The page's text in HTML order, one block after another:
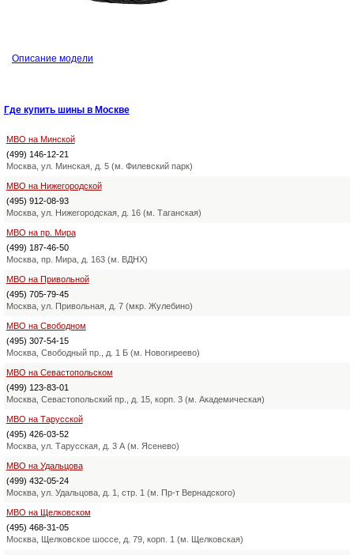
Описание модели
Где купить шины в Москве
МВО на Минской
(499) 146-12-21
Москва, ул. Минская, д. 5 (м. Филевский парк)
МВО на Нижегородской
(495) 912-08-93
Москва, ул. Нижегородская, д. 16 (м. Таганская)
МВО на пр. Мира
(499) 187-46-50
Москва, пр. Мира, д. 163 (м. ВДНХ)
МВО на Привольной
(495) 705-79-45
Москва, ул. Привольная, д. 7 (мкр. Жулебино)
МВО на Свободном
(495) 307-54-15
Москва, Свободный пр., д. 1 Б (м. Новогиреево)
МВО на Севастопольском
(499) 123-83-01
Москва, Севастопольский пр., д. 15, корп. 3 (м. Академическая)
МВО на Тарусской
(495) 426-03-52
Москва, ул. Тарусская, д. 3 А (м. Ясенево)
МВО на Удальцова
(499) 432-05-24
Москва, ул. Удальцова, д. 1, стр. 1 (м. Пр-т Вернадского)
МВО на Щелковском
(495) 468-31-05
Москва, Щелковское шоссе, д. 79, корп. 1 (м. Щелковская)